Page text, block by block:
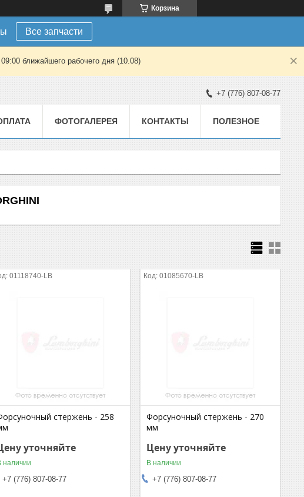
Корзина
Все запчасти
ближайшего рабочего дня (10.08)
+7 (776) 807-08-77
ФОТОГАЛЕРЕЯ КОНТАКТЫ ПОЛЕЗНОЕ
01118740-LB
стержень - 258
уточняйте
наличии
+7 (776) 807-08-77
01085670-LB
Форсуночный стержень - 270
мм
Цену уточняйте
В наличии
+7 (776) 807-08-77